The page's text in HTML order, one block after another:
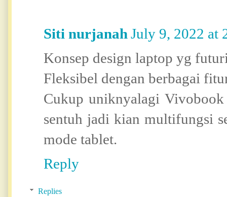
Siti nurjanah July 9, 2022 at
Konsep design laptop yg
Fleksibel dengan berbagai
Cukup uniknyalagi
sentuh jadi kian multifungsi
mode tablet.
Reply
Replies